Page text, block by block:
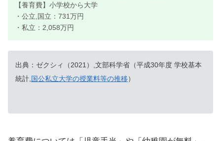
【養育費】小学校から大学
・公立,国立：731万円
・私立：2,058万円
出典：ゼクシィ（2021）,文部科学省（平成30年度 学校基本
統計, 国公私立大学の授業料等の推移）